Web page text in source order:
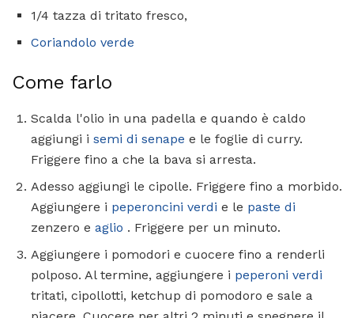
1/4 tazza di tritato fresco,
Coriandolo verde
Come farlo
Scalda l'olio in una padella e quando è caldo
aggiungi i semi di senape e le foglie di curry.
Friggere fino a che la bava si arresta.
Adesso aggiungi le cipolle. Friggere fino a morbido.
Aggiungere i peperoncini verdi e le paste di
zenzero e aglio . Friggere per un minuto.
Aggiungere i pomodori e cuocere fino a renderli
polposo. Al termine, aggiungere i peperoni verdi
tritati, cipollotti, ketchup di pomodoro e sale a